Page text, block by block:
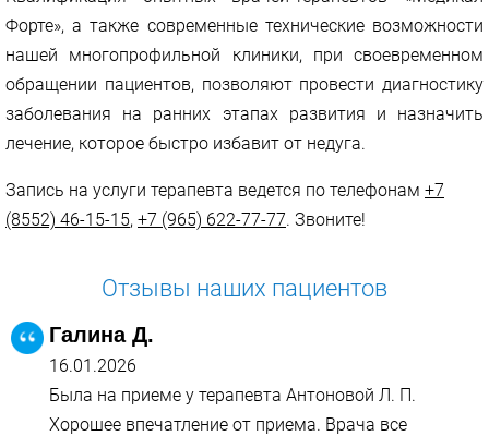
Форте», а также современные технические возможности
нашей многопрофильной клиники, при своевременном
обращении пациентов, позволяют провести диагностику
заболевания на ранних этапах развития и назначить
лечение, которое быстро избавит от недуга.
Запись на услуги терапевта ведется по телефонам +7
(8552) 46-15-15, +7 (965) 622-77-77. Звоните!
Отзывы наших пациентов
Галина Д.
16.01.2026
Была на приеме у терапевта Антоновой Л. П.
Хорошее впечатление от приема. Врача все